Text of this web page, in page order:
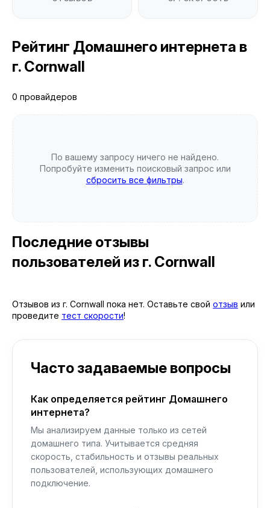
Рейтинг Домашнего интернета в
г. Cornwall
0 провайдеров
По вашему запросу ничего не найдено.
Попробуйте изменить поисковый запрос или
сбросить все фильтры.
Последние отзывы
пользователей из г. Cornwall
Отзывов из г. Cornwall пока нет. Оставьте свой отзыв или
проведите тест скорости!
Часто задаваемые вопросы
Как определяется рейтинг Домашнего
интернета?
Мы анализируем данные только из сетей
домашнего типа. Учитывается средняя
скорость, стабильность и отзывы реальных
пользователей, использующих домашнего
подключение.